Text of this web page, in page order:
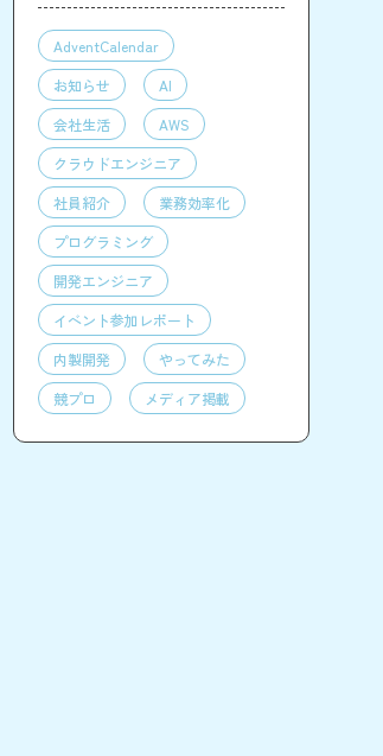
AdventCalendar
お知らせ
AI
会社生活
AWS
クラウドエンジニア
社員紹介
業務効率化
プログラミング
開発エンジニア
イベント参加レポート
内製開発
やってみた
競プロ
メディア掲載